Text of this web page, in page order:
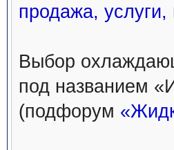
продажа,
Выбор
под названием
(подфорум